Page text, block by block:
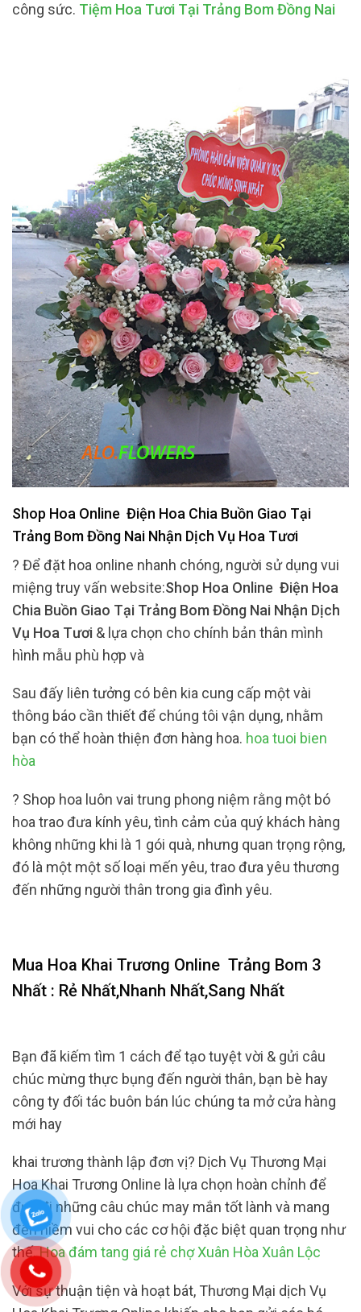
công sức. Tiệm Hoa Tươi Tại Trảng Bom Đồng Nai
Shop Hoa Online Điện Hoa Chia Buồn Giao Tại
Trảng Bom Đồng Nai Nhận Dịch Vụ Hoa Tươi
? Để đặt hoa online nhanh chóng, người sử dụng vui
miệng truy vấn website:Shop Hoa Online Điện Hoa
Chia Buồn Giao Tại Trảng Bom Đồng Nai Nhận Dịch
Vụ Hoa Tươi & lựa chọn cho chính bản thân mình
hình mẫu phù hợp và
Sau đấy liên tưởng có bên kia cung cấp một vài
thông báo cần thiết để chúng tôi vận dụng, nhằm
bạn có thể hoàn thiện đơn hàng hoa. hoa tuoi bien
hòa
? Shop hoa luôn vai trung phong niệm rằng một bó
hoa trao đưa kính yêu, tình cảm của quý khách hàng
không những khi là 1 gói quà, nhưng quan trọng rộng,
đó là một một số loại mến yêu, trao đưa yêu thương
đến những người thân trong gia đình yêu.
Mua Hoa Khai Trương Online Trảng Bom 3
Nhất : Rẻ Nhất,Nhanh Nhất,Sang Nhất
Bạn đã kiếm tìm 1 cách để tạo tuyệt vời & gửi câu
chúc mừng thực bụng đến người thân, bạn bè hay
công ty đối tác buôn bán lúc chúng ta mở cửa hàng
mới hay
khai trương thành lập đơn vị? Dịch Vụ Thương Mại
Hoa Khai Trương Online là lựa chọn hoàn chỉnh để
đưa đi những câu chúc may mắn tốt lành và mang
đến niềm vui cho các cơ hội đặc biệt quan trọng như
thế.Hoa đám tang giá rẻ chợ Xuân Hòa Xuân Lộc
Với sự thuận tiện và hoạt bát, Thương Mại dịch Vụ